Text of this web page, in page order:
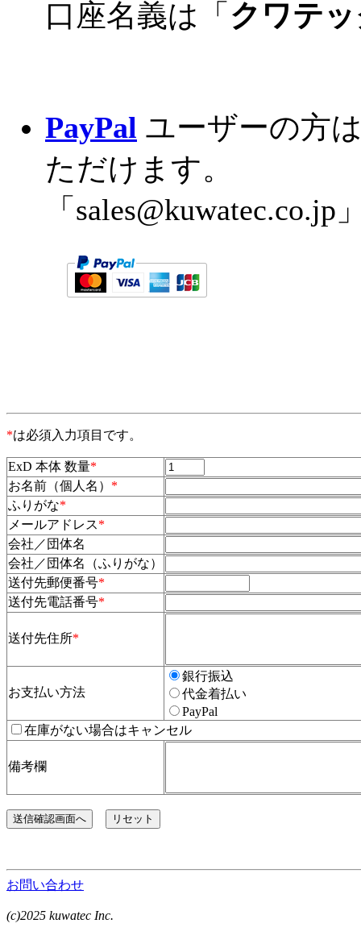
*は必須入力項目です。
ExD 本体 数量*
お名前（個人名） *
ふりがな*
メールアドレス*
会社／団体名
会社／団体名（ふりがな）
送付先郵便番号*
送付先電話番号*
送付先住所*
お支払い方法
銀行振込
代金着払い
PayPal
在庫がない場合はキャンセル
備考欄
お問い合わせ
(c)2025 kuwatec Inc.